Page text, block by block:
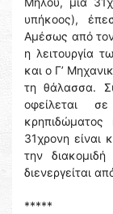
υπήκοος),
Αμέσως από τον
η λειτουργία
και ο Γ’
τη θάλασσα.
οφείλεται
31χρονη είναι
την
διενεργείται
*****